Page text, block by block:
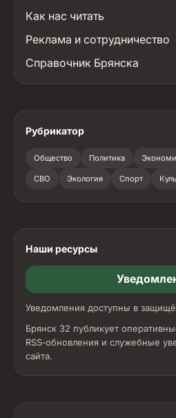
Как нас читать
Реклама и сотрудничество
Справочник Брянска
Рубрикатор
Общество Политика
СВО Экология Спорт
Наши ресурсы
Уведомления доступны в
Брянск 32 публикует
RSS‑обновления и служебные
сайта.